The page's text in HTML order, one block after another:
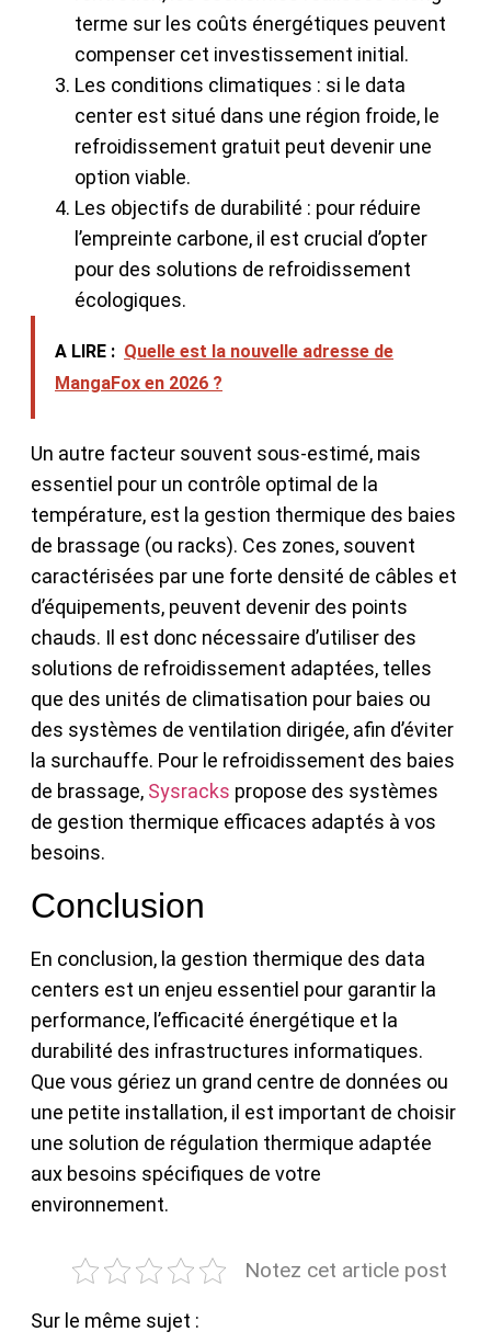
terme sur les coûts énergétiques peuvent
compenser cet investissement initial.
Les conditions climatiques : si le data
center est situé dans une région froide, le
refroidissement gratuit peut devenir une
option viable.
Les objectifs de durabilité : pour réduire
l’empreinte carbone, il est crucial d’opter
pour des solutions de refroidissement
écologiques.
A LIRE : Quelle est la nouvelle adresse de
MangaFox en 2026 ?
Un autre facteur souvent sous-estimé, mais
essentiel pour un contrôle optimal de la
température, est la gestion thermique des baies
de brassage (ou racks). Ces zones, souvent
caractérisées par une forte densité de câbles et
d’équipements, peuvent devenir des points
chauds. Il est donc nécessaire d’utiliser des
solutions de refroidissement adaptées, telles
que des unités de climatisation pour baies ou
des systèmes de ventilation dirigée, afin d’éviter
la surchauffe. Pour le refroidissement des baies
de brassage, Sysracks propose des systèmes
de gestion thermique efficaces adaptés à vos
besoins.
Conclusion
En conclusion, la gestion thermique des data
centers est un enjeu essentiel pour garantir la
performance, l’efficacité énergétique et la
durabilité des infrastructures informatiques.
Que vous gériez un grand centre de données ou
une petite installation, il est important de choisir
une solution de régulation thermique adaptée
aux besoins spécifiques de votre
environnement.
Notez cet article post
Sur le même sujet :